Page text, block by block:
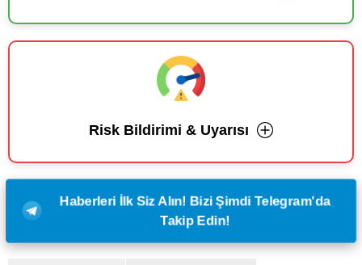
Risk Bildirimi & Uyarısı
Haberleri İlk Siz Alın! Bizi Şimdi Telegram'da
Takip Edin!